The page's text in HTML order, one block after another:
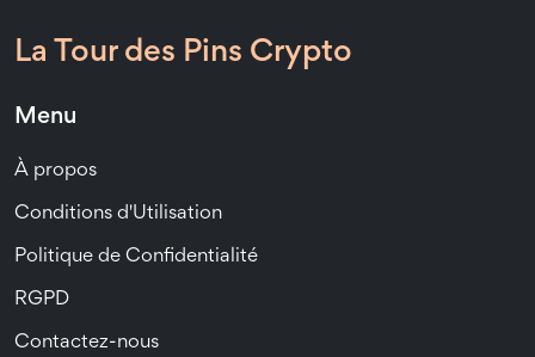
La Tour des Pins Crypto
Menu
À propos
Conditions d'Utilisation
Politique de Confidentialité
RGPD
Contactez-nous